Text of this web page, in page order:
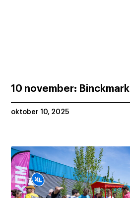
10 november:
oktober 10, 2025